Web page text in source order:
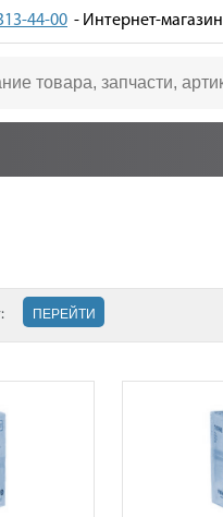
44-00 - Интернет-магазин
ПЕРЕЙТИ